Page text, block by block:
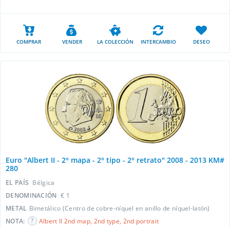
COMPRAR VENDER LA COLECCIÓN INTERCAMBIO DESEO
Euro "Albert II - 2° mapa - 2° tipo - 2° retrato" 2008 - 2013 KM#
280
EL PAÍS Bélgica
DENOMINACIÓN € 1
METAL Bimetálico (Centro de cobre-níquel en anillo de níquel-latón)
NOTA:
Albert II 2nd map, 2nd type, 2nd portrait